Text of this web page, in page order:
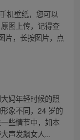
机壁纸，您可以
图上传，记得查
片，长按图片，点
妈年轻时候的照
象不同，24 岁的
些情节中，如本
声发飙女人...